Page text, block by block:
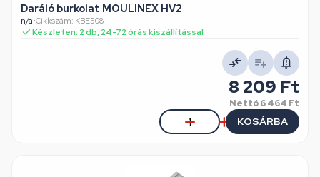
Daráló burkolat MOULINEX HV2
n/a•Cikkszám: KBE508
Készleten: 2 db, 24-72 órás kiszállítással
8 209 Ft
Nettó6 464 Ft
KOSÁRBA